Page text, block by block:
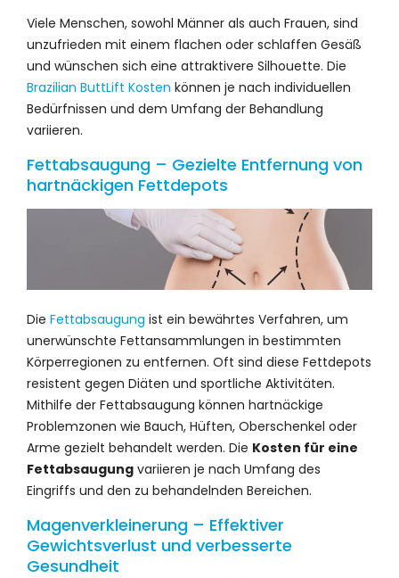
Viele Menschen, sowohl Männer als auch Frauen, sind
unzufrieden mit einem flachen oder schlaffen Gesäß
und wünschen sich eine attraktivere Silhouette. Die
Brazilian ButtLift Kosten können je nach individuellen
Bedürfnissen und dem Umfang der Behandlung
variieren.
Fettabsaugung – Gezielte Entfernung von
hartnäckigen Fettdepots
Die Fettabsaugung ist ein bewährtes Verfahren, um
unerwünschte Fettansammlungen in bestimmten
Körperregionen zu entfernen. Oft sind diese Fettdepots
resistent gegen Diäten und sportliche Aktivitäten.
Mithilfe der Fettabsaugung können hartnäckige
Problemzonen wie Bauch, Hüften, Oberschenkel oder
Arme gezielt behandelt werden. Die Kosten für eine
Fettabsaugung variieren je nach Umfang des
Eingriffs und den zu behandelnden Bereichen.
Magenverkleinerung – Effektiver
Gewichtsverlust und verbesserte
Gesundheit